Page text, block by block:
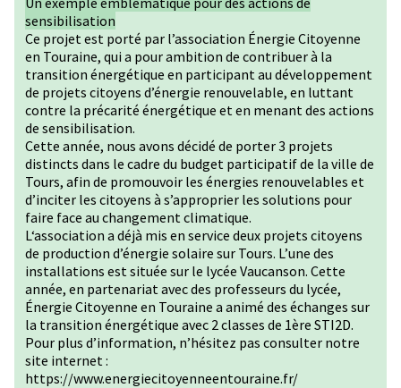
sensibilisation
Ce projet est porté par l’association Énergie Citoyenne
en Touraine, qui a pour ambition de contribuer à la
transition énergétique en participant au développement
de projets citoyens d’énergie renouvelable, en luttant
contre la précarité énergétique et en menant des actions
de sensibilisation.
Cette année, nous avons décidé de porter 3 projets
distincts dans le cadre du budget participatif de la ville de
Tours, afin de promouvoir les énergies renouvelables et
d’inciter les citoyens à s’approprier les solutions pour
faire face au changement climatique.
L‘association a déjà mis en service deux projets citoyens
de production d’énergie solaire sur Tours. L’une des
installations est située sur le lycée Vaucanson. Cette
année, en partenariat avec des professeurs du lycée,
Énergie Citoyenne en Touraine a animé des échanges sur
la transition énergétique avec 2 classes de 1ère STI2D.
Pour plus d’information, n’hésitez pas consulter notre
site internet :
https://www.energiecitoyenneentouraine.fr/